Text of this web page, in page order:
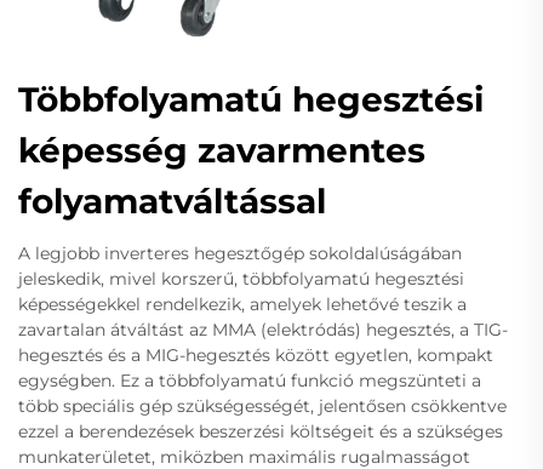
Többfolyamatú hegesztési
képesség zavarmentes
folyamatváltással
A legjobb inverteres hegesztőgép sokoldalúságában
jeleskedik, mivel korszerű, többfolyamatú hegesztési
képességekkel rendelkezik, amelyek lehetővé teszik a
zavartalan átváltást az MMA (elektródás) hegesztés, a TIG-
hegesztés és a MIG-hegesztés között egyetlen, kompakt
egységben. Ez a többfolyamatú funkció megszünteti a
több speciális gép szükségességét, jelentősen csökkentve
ezzel a berendezések beszerzési költségeit és a szükséges
munkaterületet, miközben maximális rugalmasságot